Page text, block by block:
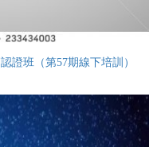
證班（第57期線下培訓）